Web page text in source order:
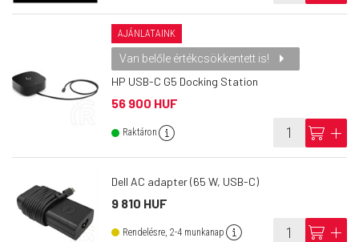
AJÁNLATAINK
Van belőle értékcsökkentett is!
HP USB-C G5 Docking Station
56 900 HUF
Raktáron info cart add
Dell AC adapter (65 W, USB-C)
9 810 HUF
Rendelésre, 2-4 munkanap info cart add